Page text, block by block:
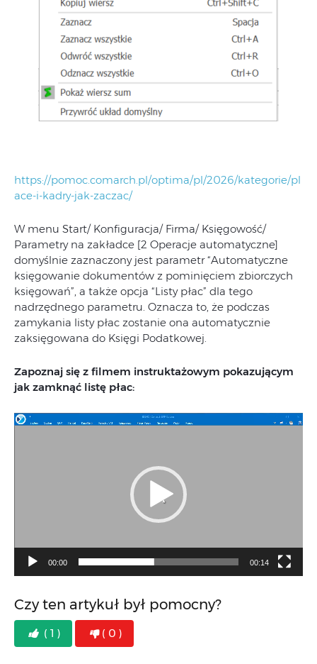
https://pomoc.comarch.pl/optima/pl/2026/kategorie/pl
ace-i-kadry-jak-zaczac/
W menu Start/ Konfiguracja/ Firma/ Księgowość/
Parametry na zakładce [2 Operacje automatyczne]
domyślnie zaznaczony jest parametr “Automatyczne
księgowanie dokumentów z pominięciem zbiorczych
księgowań”, a także opcja “Listy płac” dla tego
nadrzędnego parametru. Oznacza to, że podczas
zamykania listy płac zostanie ona automatycznie
zaksięgowana do Księgi Podatkowej.
Zapoznaj się z filmem instruktażowym pokazującym
jak zamknąć listę płac:
Odtwarzacz
00:00 00:14
Czy ten artykuł był pomocny?
( 1 ) ( 0 )